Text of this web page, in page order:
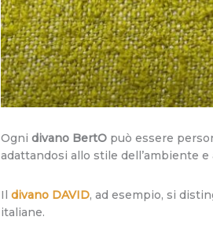
Ognidivano BertO può essere
adattandosi allo stile dell’ambiente
Il divano DAVID, ad esempio, si
italiane.